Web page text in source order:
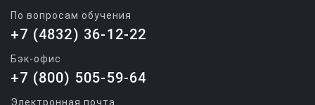
По вопросам обучения
+7 (4832) 36-12-22
Бэк-офис
+7 (800) 505-59-64
Электронная почта